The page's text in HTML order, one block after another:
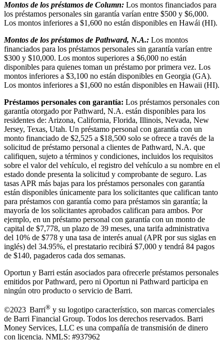
Montos de los préstamos de Column: Los montos financiados para
los préstamos personales sin garantía varían entre $500 y $6,000.
Los montos inferiores a $1,600 no están disponibles en Hawái (HI).
Montos de los préstamos de Pathward, N.A.: Los montos
financiados para los préstamos personales sin garantía varían entre
$300 y $10,000. Los montos superiores a $6,000 no están
disponibles para quienes toman un préstamo por primera vez. Los
montos inferiores a $3,100 no están disponibles en Georgia (GA).
Los montos inferiores a $1,600 no están disponibles en Hawaii (HI).
Préstamos personales con garantía: Los préstamos personales con
garantía otorgado por Pathward, N.A. están disponibles para los
residentes de: Arizona, California, Florida, Illinois, Nevada, New
Jersey, Texas, Utah. Un préstamo personal con garantía con un
monto financiado de $2,525 a $18,500 solo se ofrece a través de la
solicitud de préstamo personal a clientes de Pathward, N.A. que
califiquen, sujeto a términos y condiciones, incluidos los requisitos
sobre el valor del vehículo, el registro del vehículo a su nombre en el
estado donde presenta la solicitud y comprobante de seguro. Las
tasas APR más bajas para los préstamos personales con garantía
están disponibles únicamente para los solicitantes que califican tanto
para préstamos con garantía como para préstamos sin garantía; la
mayoría de los solicitantes aprobados califican para ambos. Por
ejemplo, en un préstamo personal con garantía con un monto de
capital de $7,778, un plazo de 39 meses, una tarifa administrativa
del 10% de $778 y una tasa de interés anual (APR por sus siglas en
inglés) del 34.95%, el prestatario recibirá $7,000 y tendrá 84 pagos
de $140, pagaderos cada dos semanas.
Oportun y Barri están asociados para ofrecerle préstamos personales
emitidos por Pathward, pero ni Oportun ni Pathward participa en
ningún otro producto o servicio de Barri.
©2023 Barri® y su logotipo característico, son marcas comerciales
de Barri Financial Group. Todos los derechos reservados. Barri
Money Services, LLC es una compañía de transmisión de dinero
con licencia. NMLS: #937962